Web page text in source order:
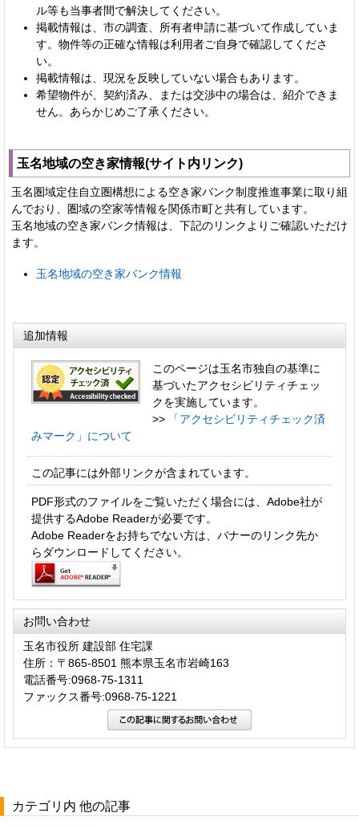
ル等も当事者間で解決してください。
掲載情報は、市の調査、所有者申請に基づいて作成していま
す。物件等の正確な情報は利用者ご自身で確認してくださ
い。
掲載情報は、現況を反映していない場合もあります。
希望物件が、契約済み、または交渉中の場合は、紹介できま
せん。あらかじめご了承ください。
玉名地域の空き家情報(サイト内リンク)
玉名圏域定住自立圏構想による空き家バンク制度推進事業に取り組
んでおり、圏域の空家等情報を関係市町と共有しています。
玉名地域の空き家バンク情報は、下記のリンクよりご確認いただけ
ます。
玉名地域の空き家バンク情報
追加情報
このページは玉名市独自の基準に
基づいたアクセシビリティチェッ
クを実施しています。
>>
「アクセシビリティチェック済
みマーク」について
この記事には外部リンクが含まれています。
PDF形式のファイルをご覧いただく場合には、Adobe社が
提供するAdobe Readerが必要です。
Adobe Readerをお持ちでない方は、バナーのリンク先か
らダウンロードしてください。
お問い合わせ
玉名市役所 建設部 住宅課
住所：〒865-8501 熊本県玉名市岩崎163
電話番号:0968-75-1311
ファックス番号:0968-75-1221
カテゴリ内 他の記事